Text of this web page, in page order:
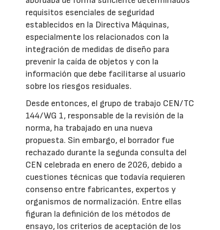
requisitos esenciales de seguridad
establecidos en la Directiva Máquinas,
especialmente los relacionados con la
integración de medidas de diseño para
prevenir la caída de objetos y con la
información que debe facilitarse al usuario
sobre los riesgos residuales.
Desde entonces, el grupo de trabajo CEN/TC
144/WG 1, responsable de la revisión de la
norma, ha trabajado en una nueva
propuesta. Sin embargo, el borrador fue
rechazado durante la segunda consulta del
CEN celebrada en enero de 2026, debido a
cuestiones técnicas que todavía requieren
consenso entre fabricantes, expertos y
organismos de normalización. Entre ellas
figuran la definición de los métodos de
ensayo, los criterios de aceptación de los